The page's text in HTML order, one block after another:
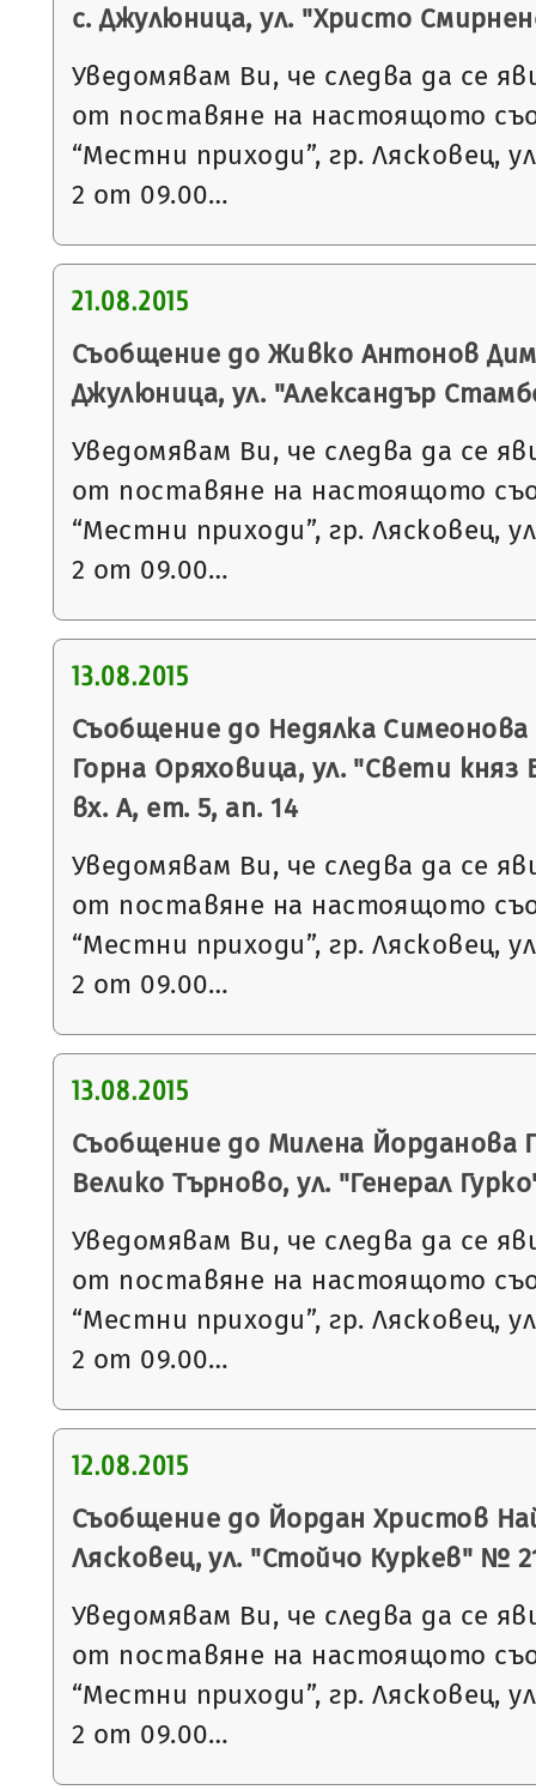
с. Джулюница, ул. "Христо
Уведомявам Ви, че следва да се
от поставяне на настоящото
“Местни приходи”, гр. Лясковец,
2 от 09.00…
21.08.2015
Съобщение до Живко Антонов
Джулюница, ул. "Александър
Уведомявам Ви, че следва да се
от поставяне на настоящото
“Местни приходи”, гр. Лясковец,
2 от 09.00…
13.08.2015
Съобщение до Недялка
Горна Оряховица, ул. "Свети
вх. А, ет. 5, ап. 14
Уведомявам Ви, че следва да се
от поставяне на настоящото
“Местни приходи”, гр. Лясковец,
2 от 09.00…
13.08.2015
Съобщение до Милена Йорданова
Велико Търново, ул. "Генерал
Уведомявам Ви, че следва да се
от поставяне на настоящото
“Местни приходи”, гр. Лясковец,
2 от 09.00…
12.08.2015
Съобщение до Йордан Христов
Лясковец, ул. "Стойчо Куркев" №
Уведомявам Ви, че следва да се
от поставяне на настоящото
“Местни приходи”, гр. Лясковец,
2 от 09.00…